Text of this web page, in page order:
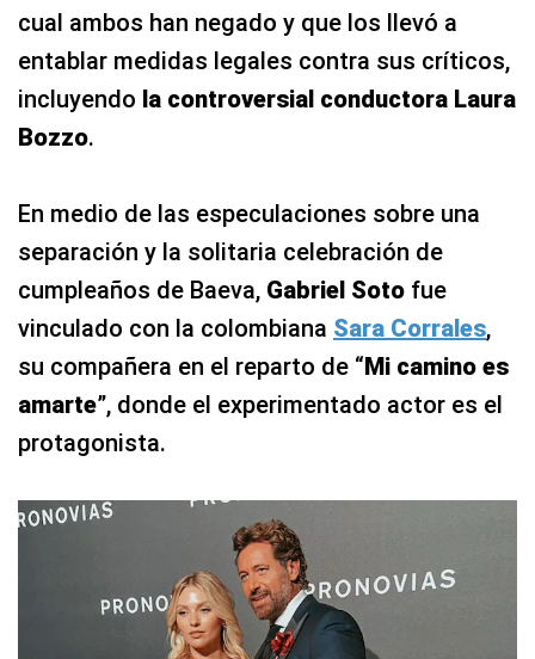
cual ambos han negado y que los llevó a
entablar medidas legales contra sus críticos,
incluyendo la controversial conductora Laura
Bozzo.
En medio de las especulaciones sobre una
separación y la solitaria celebración de
cumpleaños de Baeva, Gabriel Soto fue
vinculado con la colombiana Sara Corrales,
su compañera en el reparto de “Mi camino es
amarte”, donde el experimentado actor es el
protagonista.